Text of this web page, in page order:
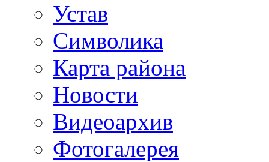
Устав
Символика
Карта района
Новости
Видеоархив
Фотогалерея